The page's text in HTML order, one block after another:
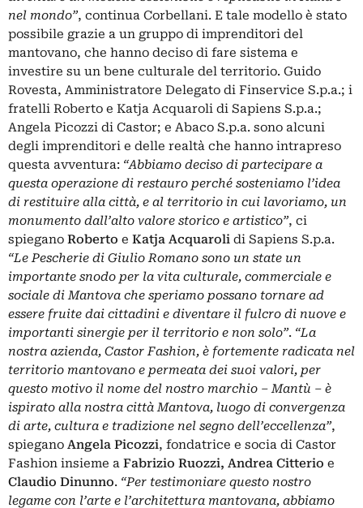
nel mondo”, continua Corbellani. E tale modello è stato
possibile grazie a un gruppo di imprenditori del
mantovano, che hanno deciso di fare sistema e
investire su un bene culturale del territorio. Guido
Rovesta, Amministratore Delegato di Finservice S.p.a.; i
fratelli Roberto e Katja Acquaroli di Sapiens S.p.a.;
Angela Picozzi di Castor; e Abaco S.p.a. sono alcuni
degli imprenditori e delle realtà che hanno intrapreso
questa avventura: “Abbiamo deciso di partecipare a
questa operazione di restauro perché sosteniamo l’idea
di restituire alla città, e al territorio in cui lavoriamo, un
monumento dall’alto valore storico e artistico”, ci
spiegano Roberto e Katja Acquaroli di Sapiens S.p.a.
“Le Pescherie di Giulio Romano sono un state un
importante snodo per la vita culturale, commerciale e
sociale di Mantova che speriamo possano tornare ad
essere fruite dai cittadini e diventare il fulcro di nuove e
importanti sinergie per il territorio e non solo”. “La
nostra azienda, Castor Fashion, è fortemente radicata nel
territorio mantovano e permeata dei suoi valori, per
questo motivo il nome del nostro marchio – Mantù – è
ispirato alla nostra città Mantova, luogo di convergenza
di arte, cultura e tradizione nel segno dell’eccellenza”,
spiegano Angela Picozzi, fondatrice e socia di Castor
Fashion insieme a Fabrizio Ruozzi, Andrea Citterio e
Claudio Dinunno. “Per testimoniare questo nostro
legame con l’arte e l’architettura mantovana, abbiamo